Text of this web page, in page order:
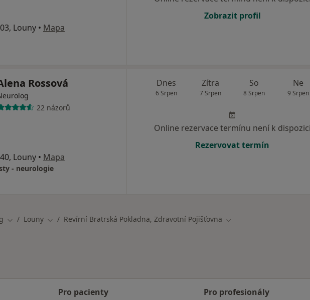
Louny • Mapa
Zobrazit profil
Rossová
22 názorů
Louny • Mapa
- neurologie
Dnes
6 Srpen
Zítra
7 Srpen
So
8 Srpen
Ne
9 Srpen
Online rezervace termínu není k dispozici
Rezervovat termín
Změna města
Louny Změna města
Revírní Bratrská Pokladna, Zdravotní Pojišťovna Změna města
Pro pacienty
Pro profesionály